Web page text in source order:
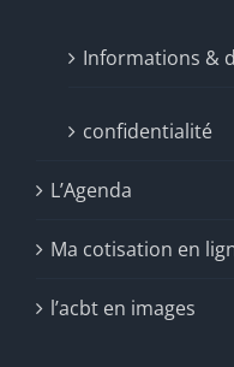
Informations &
confidentialité
L’Agenda
Ma cotisation en
l’acbt en images